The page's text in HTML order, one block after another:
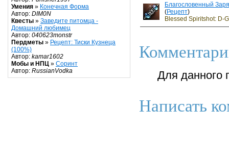
Умения » Конечная Форма
Автор: DIM0N
Квесты » Заведите питомца -
Домашний любимец
Автор: 040623monstr
Пердметы » Рецепт: Тиски Кузнеца
(100%)
Автор: kamar1602
Мобы и НПЦ » Соринт
Автор: RussianVodka
Благословенный
(Рецепт)
Blessed Spiritshot: D-
Для данного
Написать